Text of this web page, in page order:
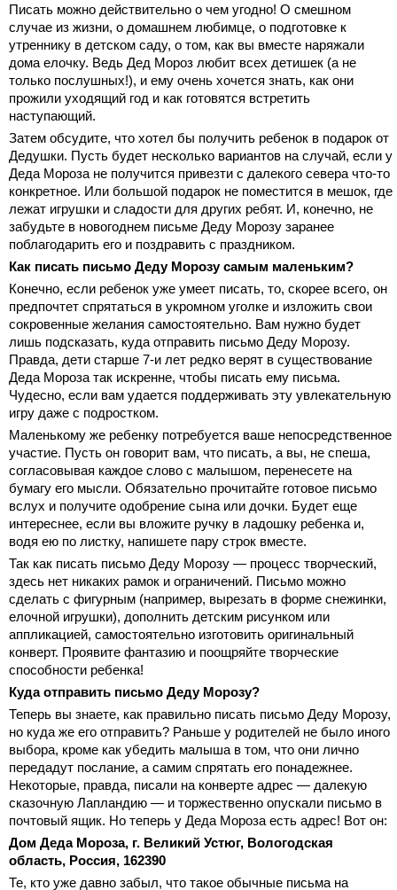
Писать можно действительно о чем угодно! О смешном
случае из жизни, о домашнем любимце, о подготовке к
утреннику в детском саду, о том, как вы вместе наряжали
дома елочку. Ведь Дед Мороз любит всех детишек (а не
только послушных!), и ему очень хочется знать, как они
прожили уходящий год и как готовятся встретить
наступающий.
Затем обсудите, что хотел бы получить ребенок в подарок от
Дедушки. Пусть будет несколько вариантов на случай, если у
Деда Мороза не получится привезти с далекого севера что-то
конкретное. Или большой подарок не поместится в мешок, где
лежат игрушки и сладости для других ребят. И, конечно, не
забудьте в новогоднем письме Деду Морозу заранее
поблагодарить его и поздравить с праздником.
Как писать письмо Деду Морозу самым маленьким?
Конечно, если ребенок уже умеет писать, то, скорее всего, он
предпочтет спрятаться в укромном уголке и изложить свои
сокровенные желания самостоятельно. Вам нужно будет
лишь подсказать, куда отправить письмо Деду Морозу.
Правда, дети старше 7-и лет редко верят в существование
Деда Мороза так искренне, чтобы писать ему письма.
Чудесно, если вам удается поддерживать эту увлекательную
игру даже с подростком.
Маленькому же ребенку потребуется ваше непосредственное
участие. Пусть он говорит вам, что писать, а вы, не спеша,
согласовывая каждое слово с малышом, перенесете на
бумагу его мысли. Обязательно прочитайте готовое письмо
вслух и получите одобрение сына или дочки. Будет еще
интереснее, если вы вложите ручку в ладошку ребенка и,
водя ею по листку, напишете пару строк вместе.
Так как писать письмо Деду Морозу — процесс творческий,
здесь нет никаких рамок и ограничений. Письмо можно
сделать с фигурным (например, вырезать в форме снежинки,
елочной игрушки), дополнить детским рисунком или
аппликацией, самостоятельно изготовить оригинальный
конверт. Проявите фантазию и поощряйте творческие
способности ребенка!
Куда отправить письмо Деду Морозу?
Теперь вы знаете, как правильно писать письмо Деду Морозу,
но куда же его отправить? Раньше у родителей не было иного
выбора, кроме как убедить малыша в том, что они лично
передадут послание, а самим спрятать его понадежнее.
Некоторые, правда, писали на конверте адрес — далекую
сказочную Лапландию — и торжественно опускали письмо в
почтовый ящик. Но теперь у Деда Мороза есть адрес! Вот он:
Дом Деда Мороза, г. Великий Устюг, Вологодская
область, Россия, 162390
Те, кто уже давно забыл, что такое обычные письма на